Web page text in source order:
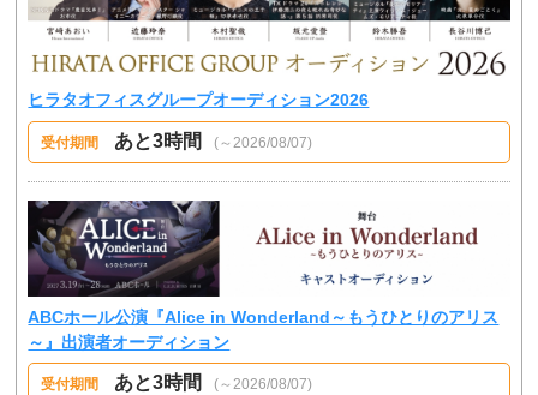
ヒラタオフィスグループオーディション2026
受付期間 あと3時間 (～2026/08/07)
ABCホール公演『Alice in Wonderland～もうひとりのアリス
～』出演者オーディション
受付期間 あと3時間 (～2026/08/07)